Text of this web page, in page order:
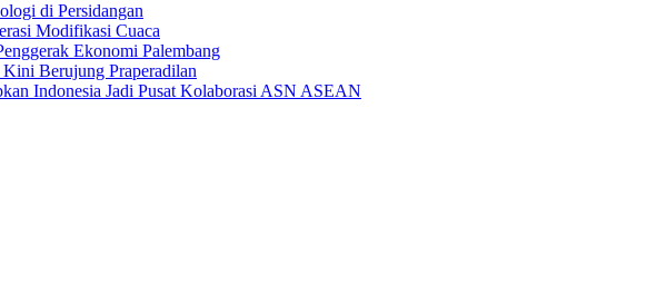
di Persidangan
Modifikasi Cuaca
Ekonomi Palembang
Berujung Praperadilan
Indonesia Jadi Pusat Kolaborasi ASN ASEAN